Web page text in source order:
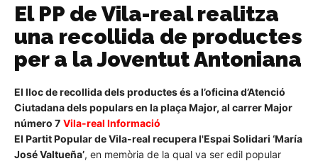
El PP de Vila-real realitza
una recollida de productes
per a la Joventut Antoniana
El lloc de recollida dels productes és al’oficina d’Atenció
Ciutadana dels populars en la plaça Major, al carrer Major
número 7 Vila-real Informació
El Partit Popular de Vila-real recupera l'Espai Solidari ‘María
José Valtueña’, en memòria de la qual va ser edil popular